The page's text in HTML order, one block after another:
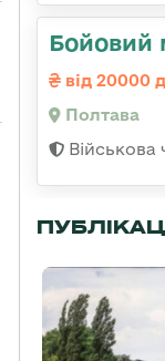
Бойовий
від 20000
Полтава
Військова